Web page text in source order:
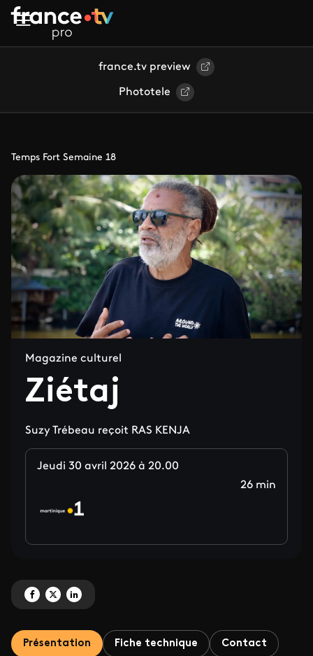
Aller au contenu principal
france.tv preview
Phototele
Temps Fort Semaine 18
Magazine culturel
Ziétaj
Suzy Trébeau reçoit RAS KENJA
Jeudi 30 avril 2026 à 20.00
26 min
Partagez 'Ziétaj' sur Facebook
Partagez 'Ziétaj' sur X
Partagez 'Ziétaj' sur LinkedIn
Présentation Fiche technique Contact